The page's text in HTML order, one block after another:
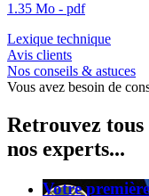
1.35 Mo - pdf
Lexique technique
Avis clients
Nos conseils & astuces
Vous avez besoin de
Retrouvez tous
nos experts...
Votre